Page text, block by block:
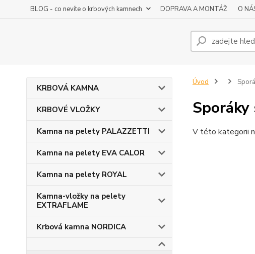
BLOG - co nevíte o krbových kamnech DOPRAVA A MONTÁŽ O
KRBOVÁ KAMNA
KRBOVÉ VLOŽKY
Kamna na pelety PALAZZETTI
Kamna na pelety EVA CALOR
Kamna na pelety ROYAL
Kamna-vložky na pelety
EXTRAFLAME
Krbová kamna NORDICA
Úvod
V této kategorii